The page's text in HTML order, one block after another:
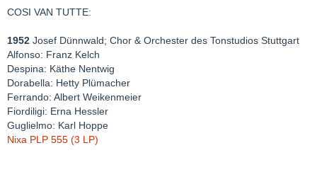
COSI VAN TUTTE:
1952 Josef Dünnwald; Chor & Orchester des Tonstudios Stuttgart
Alfonso: Franz Kelch
Despina: Käthe Nentwig
Dorabella: Hetty Plümacher
Ferrando: Albert Weikenmeier
Fiordiligi: Erna Hessler
Guglielmo: Karl Hoppe
Nixa PLP 555 (3 LP)